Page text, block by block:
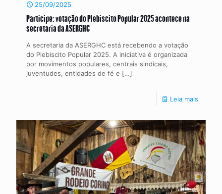
25/09/2025
Participe: votação do Plebiscito Popular 2025 acontece na
secretaria da ASERGHC
A secretaria da ASERGHC está recebendo a votação
do Plebiscito Popular 2025. A iniciativa é organizada
por movimentos populares, centrais sindicais,
juventudes, entidades de fé e […]
Leia mais